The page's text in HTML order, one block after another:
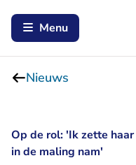
Menu
Nieuws
Op de rol: 'Ik zette
in de maling nam'